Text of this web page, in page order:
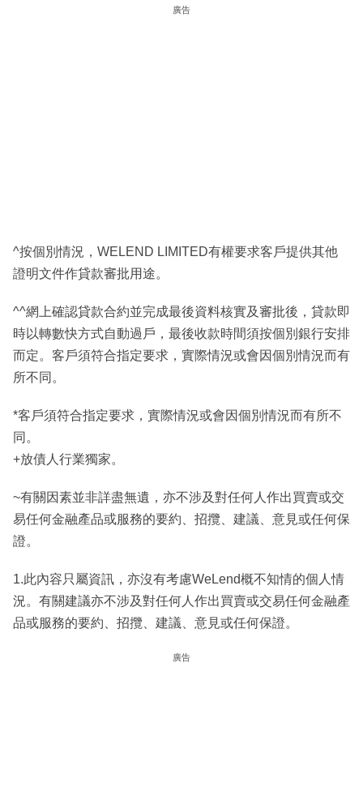
廣告
^按個別情況，WELEND LIMITED有權要求客戶提供其他
證明文件作貸款審批用途。
^^網上確認貸款合約並完成最後資料核實及審批後，貸款即
時以轉數快方式自動過戶，最後收款時間須按個別銀行安排
而定。客戶須符合指定要求，實際情況或會因個別情況而有
所不同。
*客戶須符合指定要求，實際情況或會因個別情況而有所不
同。
+放債人行業獨家。
~有關因素並非詳盡無遺，亦不涉及對任何人作出買賣或交
易任何金融產品或服務的要約、招攬、建議、意見或任何保
證。
1.此內容只屬資訊，亦沒有考慮WeLend概不知情的個人情
況。有關建議亦不涉及對任何人作出買賣或交易任何金融產
品或服務的要約、招攬、建議、意見或任何保證。
廣告